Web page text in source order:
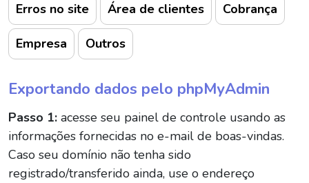
Erros no site Área de clientes Cobrança
Empresa Outros
Exportando dados pelo phpMyAdmin
Passo 1: acesse seu painel de controle usando as
informações fornecidas no e-mail de boas-vindas.
Caso seu domínio não tenha sido
registrado/transferido ainda, use o endereço